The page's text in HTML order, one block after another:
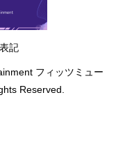
記
フィッツミュー
Reserved.